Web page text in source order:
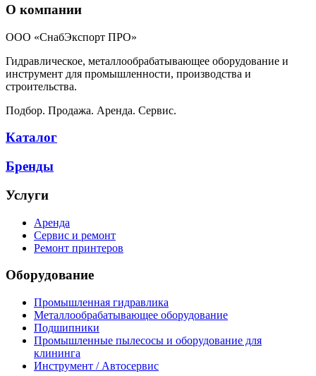
О компании
ООО «СнабЭкспорт ПРО»
Гидравлическое, металлообрабатывающее оборудование и
инструмент для промышленности, производства и
строительства.
Подбор. Продажа. Аренда. Сервис.
Каталог
Бренды
Услуги
Аренда
Сервис и ремонт
Ремонт принтеров
Оборудование
Промышленная гидравлика
Металлообрабатывающее оборудование
Подшипники
Промышленные пылесосы и оборудование для
клининга
Инструмент / Автосервис